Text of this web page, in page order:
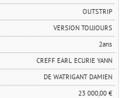
OUTSTRIP
VERSION TOUJOURS
2ans
CREFF EARL ECURIE YANN
DE WATRIGANT DAMIEN
23 000,00 €